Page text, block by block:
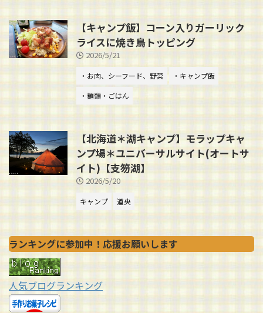
【キャンプ飯】コーン入りガーリック
ライスに焼き鳥トッピング
2026/5/21
・お肉、シーフード、野菜
・キャンプ飯
・麺類・ごはん
【北海道＊湖キャンプ】モラップキャ
ンプ場＊ユニバーサルサイト(オートサ
イト)【支笏湖】
2026/5/20
キャンプ 道央
ランキングに参加中！応援お願いします
人気ブログランキング